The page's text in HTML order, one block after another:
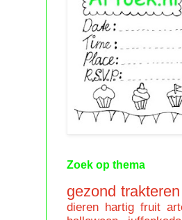
Zoek op thema
gezond trakteren
dieren hartig fruit